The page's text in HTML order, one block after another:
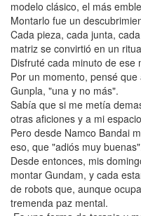
modelo clásico, el más
Montarlo fue un
Cada pieza, cada junta,
matriz se convirtió en un
Disfruté cada minuto de ese
Por un momento, pensé
Gunpla, "una y no más".
Sabía que si me metía
otras aficiones y a mi
Pero desde Namco Bandai
eso, que "adiós muy
Desde entonces, mis
montar Gundam, y cada
de robots que, aunque
tremenda paz mental.